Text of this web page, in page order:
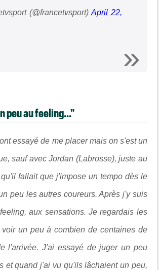
(@francetvsport) April 22,
peu au feeling..."
essayé de me placer mais on s'est un
sauf avec Jordan (Labrosse), juste au
fallait que j'impose un tempo dès le
peu les autres coureurs. Après j'y suis
aux sensations. Je regardais les
un peu à combien de centaines de
l'arrivée. J'ai essayé de juger un peu
et quand j'ai vu qu'ils lâchaient un peu,